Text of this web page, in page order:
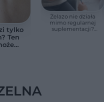
tylko
Ten
Żelazo nie działa
mimo regularnej
suplementacji?